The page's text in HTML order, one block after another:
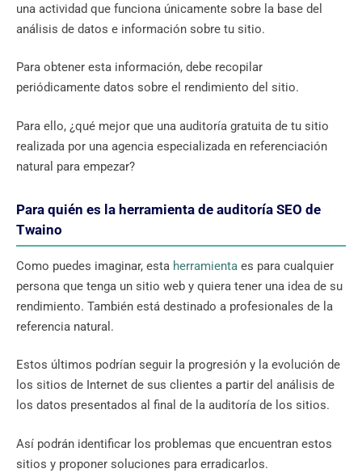
una actividad que funciona únicamente sobre la base del
análisis de datos e información sobre tu sitio.
Para obtener esta información, debe recopilar
periódicamente datos sobre el rendimiento del sitio.
Para ello, ¿qué mejor que una auditoría gratuita de tu sitio
realizada por una agencia especializada en referenciación
natural para empezar?
Para quién es la herramienta de auditoría SEO de
Twaino
Como puedes imaginar, esta herramienta es para cualquier
persona que tenga un sitio web y quiera tener una idea de su
rendimiento. También está destinado a profesionales de la
referencia natural.
Estos últimos podrían seguir la progresión y la evolución de
los sitios de Internet de sus clientes a partir del análisis de
los datos presentados al final de la auditoría de los sitios.
Así podrán identificar los problemas que encuentran estos
sitios y proponer soluciones para erradicarlos.